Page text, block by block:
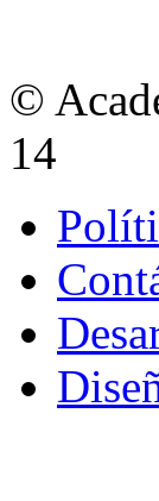
©
14